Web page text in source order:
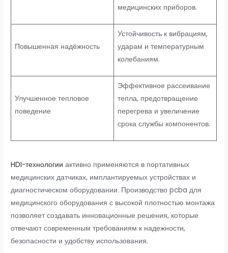
медицинских приборов.
Повышенная надёжность
Устойчивость к вибрациям,
ударам и температурным
колебаниям.
Улучшенное тепловое
поведение
Эффективное рассеивание
тепла, предотвращение
перегрева и увеличение
срока службы компонентов.
HDI-технологии активно применяются в портативных
медицинских датчиках, имплантируемых устройствах и
диагностическом оборудовании. Производство pcba для
медицинского оборудования с высокой плотностью монтажа
позволяет создавать инновационные решения, которые
отвечают современным требованиям к надежности,
безопасности и удобству использования.